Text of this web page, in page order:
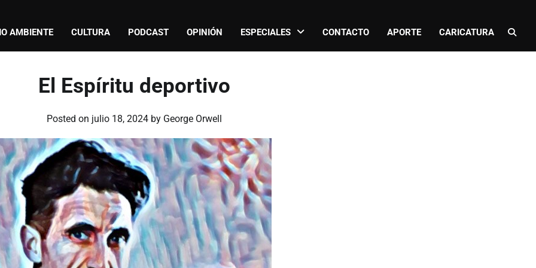
AMBIENTE CULTURA PODCAST OPINIÓN ESPECIALES CONTACTO APORTE CARICATURA
El Espíritu deportivo
Posted on julio 18, 2024by George Orwell